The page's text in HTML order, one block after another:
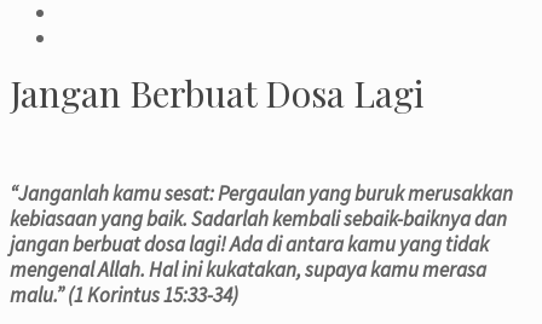
Jangan Berbuat Dosa Lagi
“Janganlah kamu sesat: Pergaulan yang buruk merusakkan
kebiasaan yang baik. Sadarlah kembali sebaik-baiknya dan
jangan berbuat dosa lagi! Ada di antara kamu yang tidak
mengenal Allah. Hal ini kukatakan, supaya kamu merasa
malu.” (1 Korintus 15:33-34)